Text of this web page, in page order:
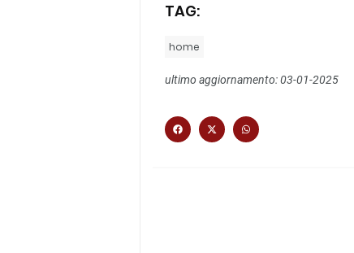
TAG:
home
ultimo aggiornamento: 03-01-2025